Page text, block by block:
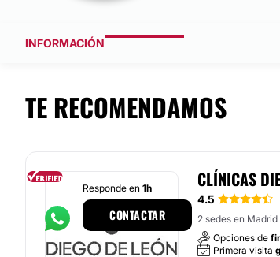
INFORMACIÓN
TE RECOMENDAMOS
CLÍNICAS
4.5
2 sedes en Madrid
Opciones de
Primera visita
Responde en 1h
CONTACTAR